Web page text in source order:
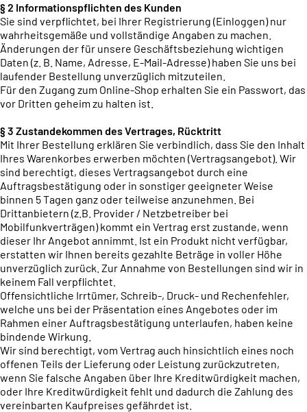
§ 2 Informationspflichten des Kunden
Sie sind verpflichtet, bei Ihrer Registrierung (Einloggen) nur
wahrheitsgemäße und vollständige Angaben zu machen.
Änderungen der für unsere Geschäftsbeziehung wichtigen
Daten (z. B. Name, Adresse, E-Mail-Adresse) haben Sie uns bei
laufender Bestellung unverzüglich mitzuteilen.
Für den Zugang zum Online-Shop erhalten Sie ein Passwort, das
vor Dritten geheim zu halten ist.
§ 3 Zustandekommen des Vertrages, Rücktritt
Mit Ihrer Bestellung erklären Sie verbindlich, dass Sie den Inhalt
Ihres Warenkorbes erwerben möchten (Vertragsangebot). Wir
sind berechtigt, dieses Vertragsangebot durch eine
Auftragsbestätigung oder in sonstiger geeigneter Weise
binnen 5 Tagen ganz oder teilweise anzunehmen. Bei
Drittanbietern (z.B. Provider / Netzbetreiber bei
Mobilfunkverträgen) kommt ein Vertrag erst zustande, wenn
dieser Ihr Angebot annimmt. Ist ein Produkt nicht verfügbar,
erstatten wir Ihnen bereits gezahlte Beträge in voller Höhe
unverzüglich zurück. Zur Annahme von Bestellungen sind wir in
keinem Fall verpflichtet.
Offensichtliche Irrtümer, Schreib-, Druck- und Rechenfehler,
welche uns bei der Präsentation eines Angebotes oder im
Rahmen einer Auftragsbestätigung unterlaufen, haben keine
bindende Wirkung.
Wir sind berechtigt, vom Vertrag auch hinsichtlich eines noch
offenen Teils der Lieferung oder Leistung zurückzutreten,
wenn Sie falsche Angaben über Ihre Kreditwürdigkeit machen,
oder Ihre Kreditwürdigkeit fehlt und dadurch die Zahlung des
vereinbarten Kaufpreises gefährdet ist.